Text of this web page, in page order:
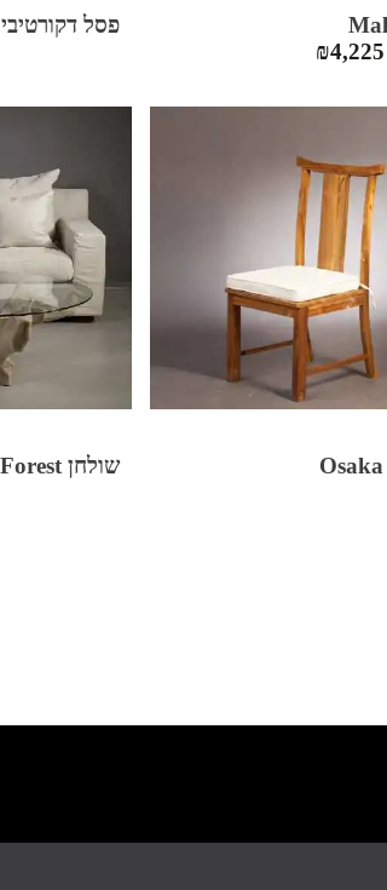
המחיר
היה:
₪4,225
הוא:
פסל דקורטיבי
שולחן Forest